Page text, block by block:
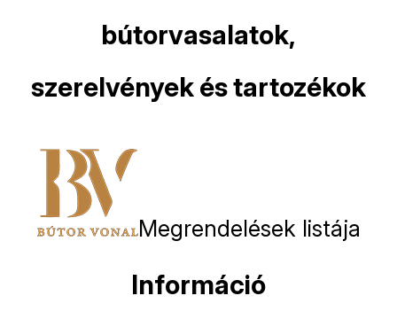
bútorvasalatok,
szerelvények és tartozékok
Megrendelések listája
Információ